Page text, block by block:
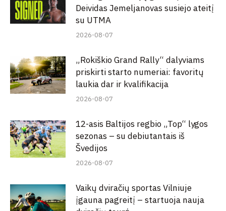
Deividas Jemeljanovas susiejo ateitį
su UTMA
2026-08-07
„Rokiškio Grand Rally“ dalyviams
priskirti starto numeriai: favoritų
laukia dar ir kvalifikacija
2026-08-07
12-asis Baltijos regbio „Top“ lygos
sezonas – su debiutantais iš
Švedijos
2026-08-07
Vaikų dviračių sportas Vilniuje
įgauna pagreitį – startuoja nauja